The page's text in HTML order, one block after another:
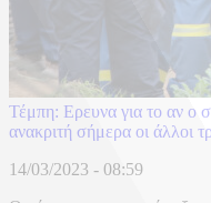
Τέμπη: Ερευνα για το αν ο
ανακριτή σήμερα οι άλλοι
14/03/2023 - 08:59